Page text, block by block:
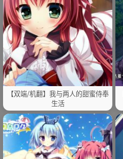
【双端/机翻】我与两人的甜蜜侍奉
生活